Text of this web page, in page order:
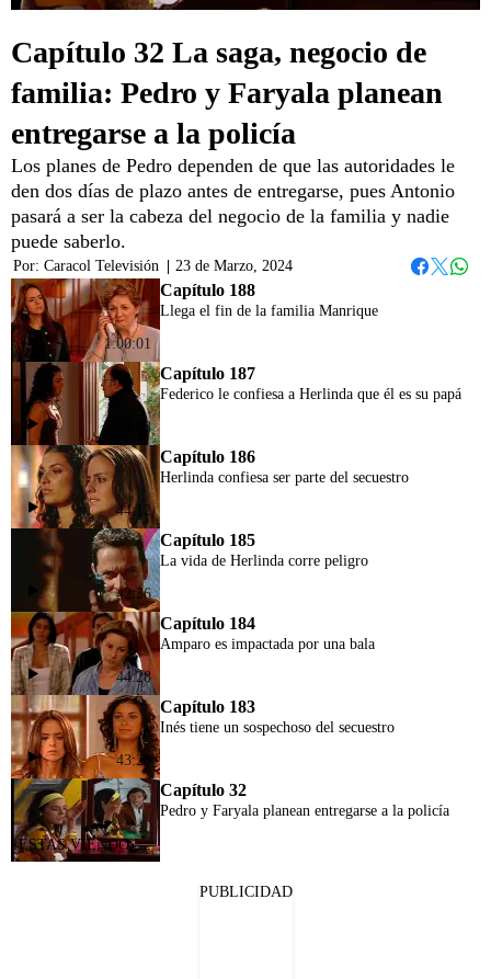
Capítulo 32 La saga, negocio de
familia: Pedro y Faryala planean
entregarse a la policía
Los planes de Pedro dependen de que las autoridades le
den dos días de plazo antes de entregarse, pues Antonio
pasará a ser la cabeza del negocio de la familia y nadie
puede saberlo.
Por: Caracol Televisión
23 de Marzo, 2024
1:00:01
Capítulo 188
Llega el fin de la familia Manrique
44:58
Capítulo 187
Federico le confiesa a Herlinda que él es su papá
44:12
Capítulo 186
Herlinda confiesa ser parte del secuestro
42:36
Capítulo 185
La vida de Herlinda corre peligro
44:28
Capítulo 184
Amparo es impactada por una bala
43:26
Capítulo 183
Inés tiene un sospechoso del secuestro
Capítulo 32
Pedro y Faryala planean entregarse a la policía
PUBLICIDAD